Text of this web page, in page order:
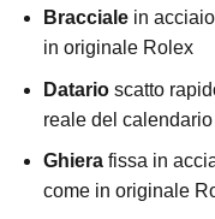
Braccialein acciaio
in originale Rolex
Datario scatto
reale del
Ghierafissa in
come in originale